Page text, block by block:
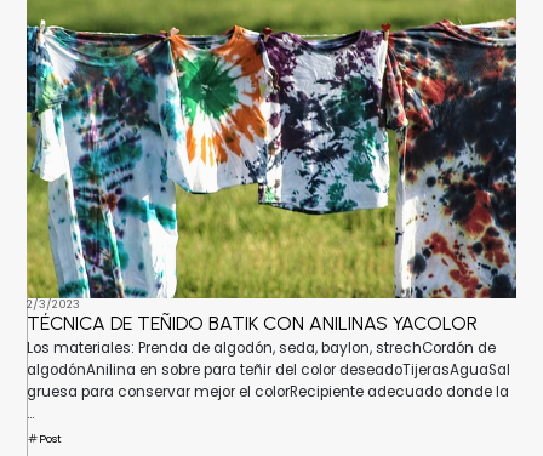
2/3/2023
TÉCNICA DE TEÑIDO BATIK CON ANILINAS YACOLOR
Los materiales: Prenda de algodón, seda, baylon, strechCordón de
algodónAnilina en sobre para teñir del color deseadoTijerasAguaSal
gruesa para conservar mejor el colorRecipiente adecuado donde la
...
Post